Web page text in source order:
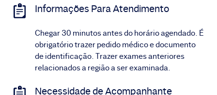
Informações Para Atendimento
Chegar 30 minutos antes do horário agendado. É
obrigatório trazer pedido médico e documento
de identificação. Trazer exames anteriores
relacionados a região a ser examinada.
Necessidade de Acompanhante